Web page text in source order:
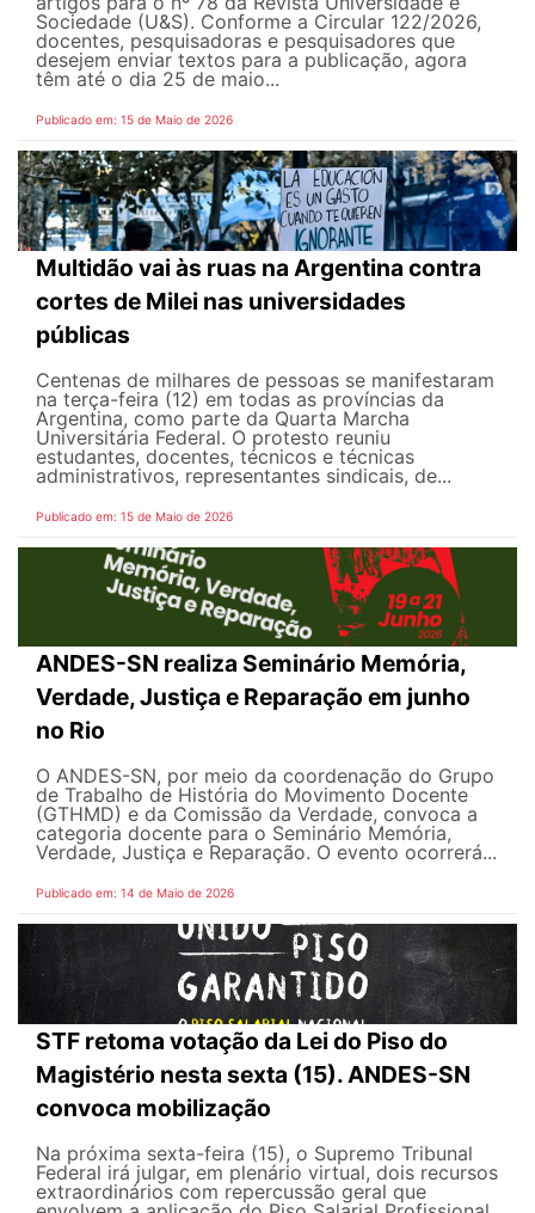
Sociedade (U&S). Conforme a Circular 122/2026,
docentes, pesquisadoras e pesquisadores que
desejem enviar textos para a publicação, agora
têm até o dia 25 de maio...
Publicado em: 15 de Maio de 2026
Multidão vai às ruas na Argentina contra
cortes de Milei nas universidades
públicas
Centenas de milhares de pessoas se manifestaram
na terça-feira (12) em todas as províncias da
Argentina, como parte da Quarta Marcha
Universitária Federal. O protesto reuniu
estudantes, docentes, técnicos e técnicas
administrativos, representantes sindicais, de...
Publicado em: 15 de Maio de 2026
ANDES-SN realiza Seminário Memória,
Verdade, Justiça e Reparação em junho
no Rio
O ANDES-SN, por meio da coordenação do Grupo
de Trabalho de História do Movimento Docente
(GTHMD) e da Comissão da Verdade, convoca a
categoria docente para o Seminário Memória,
Verdade, Justiça e Reparação. O evento ocorrerá...
Publicado em: 14 de Maio de 2026
STF retoma votação da Lei do Piso do
Magistério nesta sexta (15). ANDES-SN
convoca mobilização
Na próxima sexta-feira (15), o Supremo Tribunal
Federal irá julgar, em plenário virtual, dois recursos
extraordinários com repercussão geral que